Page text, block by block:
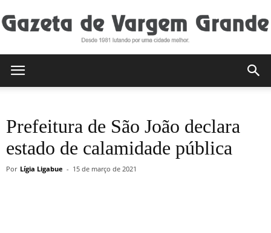
de
Prefeitura de São João declara
estado de calamidade pública
Por Lígia Ligabue - 15 de março de 2021